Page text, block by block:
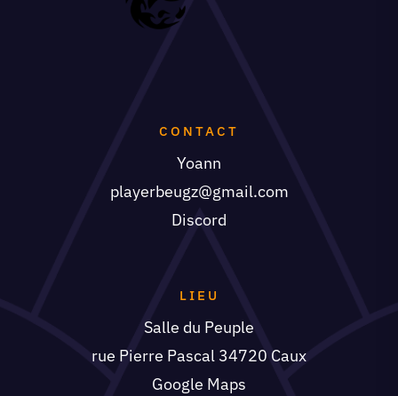
CONTACT
Yoann
playerbeugz@gmail.com
Discord
LIEU
Salle du Peuple
rue Pierre Pascal 34720 Caux
Google Maps